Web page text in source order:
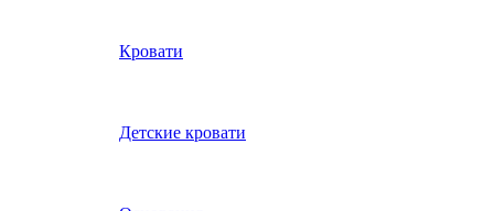
Кровати
Детские кровати